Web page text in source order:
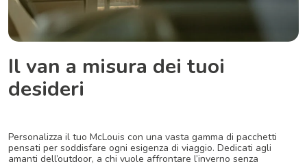
Il van a misura dei tuoi
desideri
Personalizza il tuo McLouis con una vasta gamma di pacchetti
pensati per soddisfare ogni esigenza di viaggio. Dedicati agli
amanti dell’outdoor, a chi vuole affrontare l’inverno senza